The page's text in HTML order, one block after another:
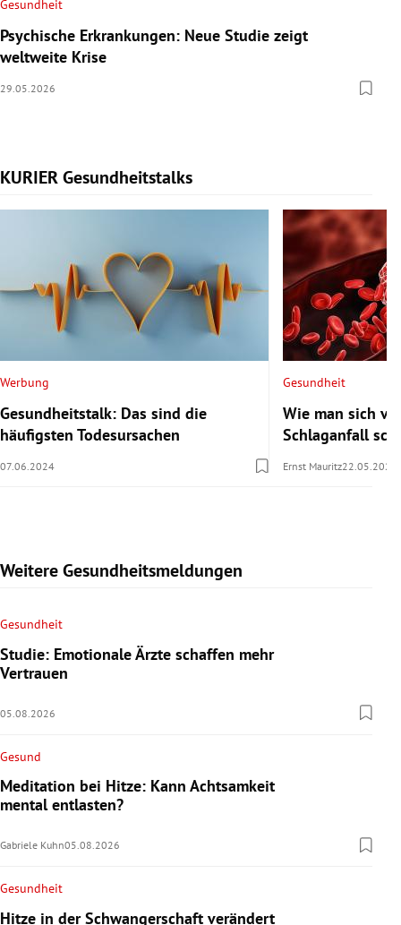
Gesundheit
Psychische Erkrankungen: Neue Studie zeigt
weltweite Krise
29.05.2026
KURIER Gesundheitstalks
Slide 1 von 7
Werbung
Gesundheitstalk: Das sind die
häufigsten Todesursachen
07.06.2024
Gesundheit
Wie man sich
Schlaganfall
Ernst Mauritz22.05.2024
Weitere Gesundheitsmeldungen
Gesundheit
Studie: Emotionale Ärzte schaffen mehr
Vertrauen
05.08.2026
Gesund
Meditation bei Hitze: Kann Achtsamkeit
mental entlasten?
Gabriele Kuhn05.08.2026
Gesundheit
Hitze in der Schwangerschaft verändert